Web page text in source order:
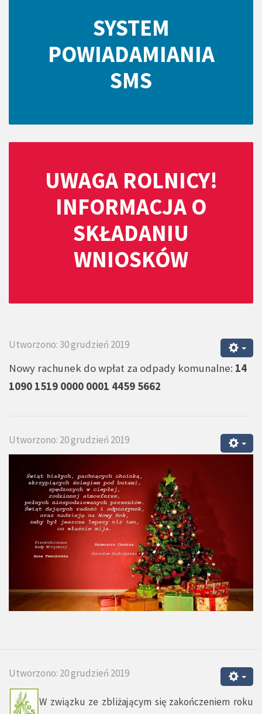
SYSTEM
POWIADAMIANIA
SMS
UWAGA ROLNICY!
INFORMACJA O
SKŁADANIU
WNIOSKÓW
Utworzono: 30 grudzień 2019
Nowy rachunek do wpłat za odpady komunalne: 14
1090 1519 0000 0001 4459 5662
Utworzono: 20 grudzień 2019
Utworzono: 20 grudzień 2019
W związku ze zbliżającym się zakończeniem roku